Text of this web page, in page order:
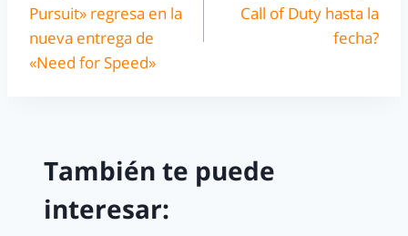
Pursuit» regresa en la
nueva entrega de
«Need for Speed»
Call of Duty hasta la
fecha?
También te puede
interesar: